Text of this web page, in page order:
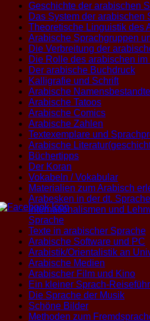
Geschichte der arabischen
Das System der arabischen
Theoretische Linguistik des
Arabische Sprachgruppen
Die Verbreitung der
Die Rolle des arabischen im
Der arabische Buchdruck
Kalligrafie und Schrift
Arabische
Arabische Tatoos
Arabische Comics
Arabische Zahlen
Textexemplare und
Arabische
Büchertipps
Der Koran
Vokabeln / Vokabular
Materialien zum Arabisch
Arabesken in der dt. Sprache
Internationalismen und
Sprache
Texte in arabischer Sprache
Arabische Software und PC
Arabistik/Orientalistik an
Arabische Medien
Arabischer Film und Kino
Ein kleiner Sprach-
Die Sprache der Musik
Schöne Bilder
Methoden zum